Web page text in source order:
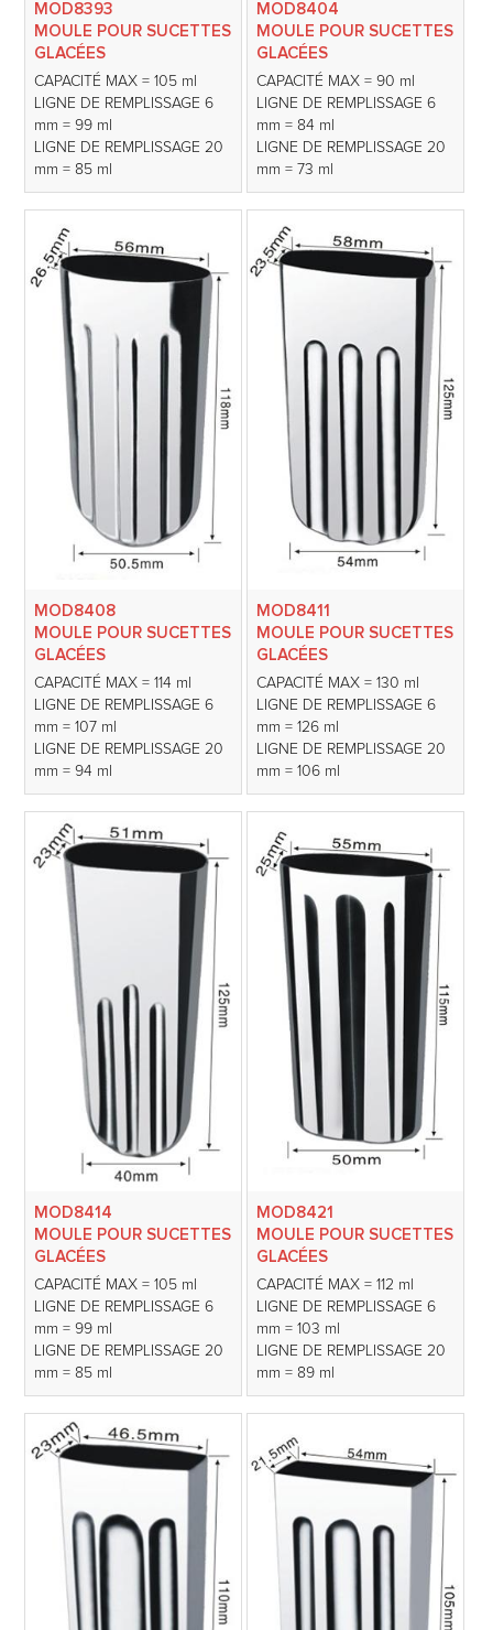
MOD8393
MOULE POUR SUCETTES
GLACÉES
CAPACITÉ MAX = 105 ml
LIGNE DE REMPLISSAGE 6
mm = 99 ml
LIGNE DE REMPLISSAGE 20
mm = 85 ml
MOD8404
MOULE POUR SUCETTES
GLACÉES
CAPACITÉ MAX = 90 ml
LIGNE DE REMPLISSAGE 6
mm = 84 ml
LIGNE DE REMPLISSAGE 20
mm = 73 ml
MOD8408
MOULE POUR SUCETTES
GLACÉES
CAPACITÉ MAX = 114 ml
LIGNE DE REMPLISSAGE 6
mm = 107 ml
LIGNE DE REMPLISSAGE 20
mm = 94 ml
MOD8411
MOULE POUR SUCETTES
GLACÉES
CAPACITÉ MAX = 130 ml
LIGNE DE REMPLISSAGE 6
mm = 126 ml
LIGNE DE REMPLISSAGE 20
mm = 106 ml
MOD8414
MOULE POUR SUCETTES
GLACÉES
CAPACITÉ MAX = 105 ml
LIGNE DE REMPLISSAGE 6
mm = 99 ml
LIGNE DE REMPLISSAGE 20
mm = 85 ml
MOD8421
MOULE POUR SUCETTES
GLACÉES
CAPACITÉ MAX = 112 ml
LIGNE DE REMPLISSAGE 6
mm = 103 ml
LIGNE DE REMPLISSAGE 20
mm = 89 ml